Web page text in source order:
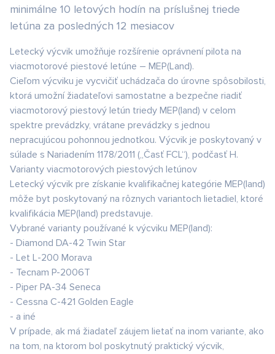
minimálne 10 letových hodín na príslušnej triede
letúna za posledných 12 mesiacov
Letecký výcvik umožňuje rozšírenie oprávnení pilota na
viacmotorové piestové letúne – MEP(Land).
Cieľom výcviku je vycvičiť uchádzača do úrovne spôsobilosti,
ktorá umožní žiadateľovi samostatne a bezpečne riadiť
viacmotorový piestový letún triedy MEP(land) v celom
spektre prevádzky, vrátane prevádzky s jednou
nepracujúcou pohonnou jednotkou. Výcvik je poskytovaný v
súlade s Nariadením 1178/2011 („Časť FCL“), podčasť H.
Varianty viacmotorových piestových letúnov
Letecký výcvik pre získanie kvalifikačnej kategórie MEP(land)
môže byt poskytovaný na rôznych variantoch lietadiel, ktoré
kvalifikácia MEP(land) predstavuje.
Vybrané varianty používané k výcviku MEP(land):
- Diamond DA-42 Twin Star
- Let L-200 Morava
- Tecnam P-2006T
- Piper PA-34 Seneca
- Cessna C-421 Golden Eagle
- a iné
V prípade, ak má žiadateľ záujem lietať na inom variante, ako
na tom, na ktorom bol poskytnutý praktický výcvik,